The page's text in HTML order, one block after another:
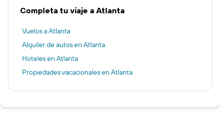
Completa tu viaje a Atlanta
Vuelos a Atlanta
Alquiler de autos en Atlanta
Hoteles en Atlanta
Propiedades vacacionales en Atlanta